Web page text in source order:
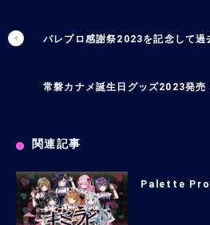
パレプロ感謝祭2023を記念して過
常磐カナメ誕生日グッズ2023発売
関連記事
Palette